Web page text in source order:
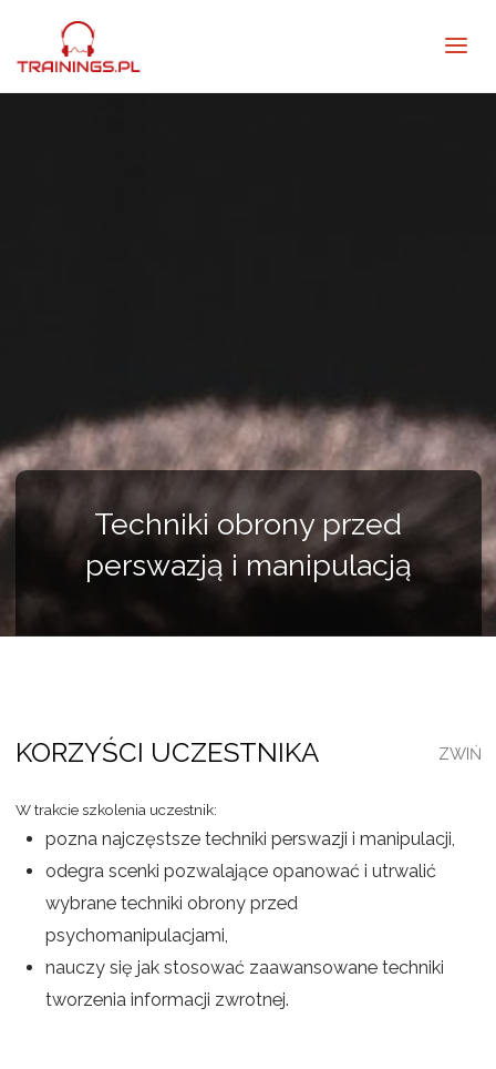
Techniki obrony przed
perswazją i manipulacją
KORZYŚCI UCZESTNIKA
W trakcie szkolenia uczestnik:
pozna najczęstsze techniki perswazji i manipulacji,
odegra scenki pozwalające opanować i utrwalić
wybrane techniki obrony przed
psychomanipulacjami,
nauczy się jak stosować zaawansowane techniki
tworzenia informacji zwrotnej.